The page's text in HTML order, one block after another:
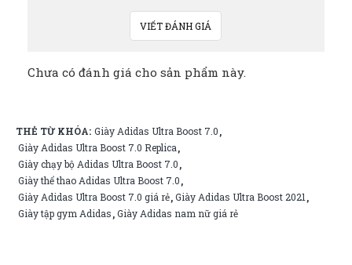
VIẾT ĐÁNH GIÁ
Chưa có đánh giá cho sản phẩm này.
THẺ TỪ KHÓA: Giày Adidas Ultra Boost 7.0,
Giày Adidas Ultra Boost 7.0 Replica,
Giày chạy bộ Adidas Ultra Boost 7.0,
Giày thể thao Adidas Ultra Boost 7.0,
Giày Adidas Ultra Boost 7.0 giá rẻ,Giày Adidas Ultra Boost 2021 ,
Giày tập gym Adidas,Giày Adidas nam nữ giá rẻ